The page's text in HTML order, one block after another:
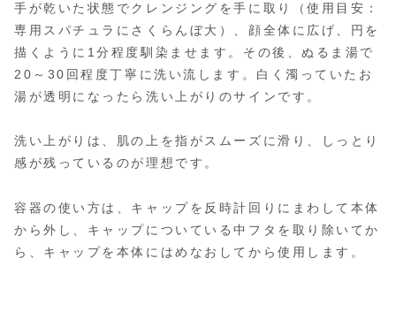
手が乾いた状態でクレンジングを手に取り（使用目安：
専用スパチュラにさくらんぼ大）、顔全体に広げ、円を
描くように1分程度馴染ませます。その後、ぬるま湯で
20～30回程度丁寧に洗い流します。白く濁っていたお
湯が透明になったら洗い上がりのサインです。
洗い上がりは、肌の上を指がスムーズに滑り、しっとり
感が残っているのが理想です。
容器の使い方は、キャップを反時計回りにまわして本体
から外し、キャップについている中フタを取り除いてか
ら、キャップを本体にはめなおしてから使用します。